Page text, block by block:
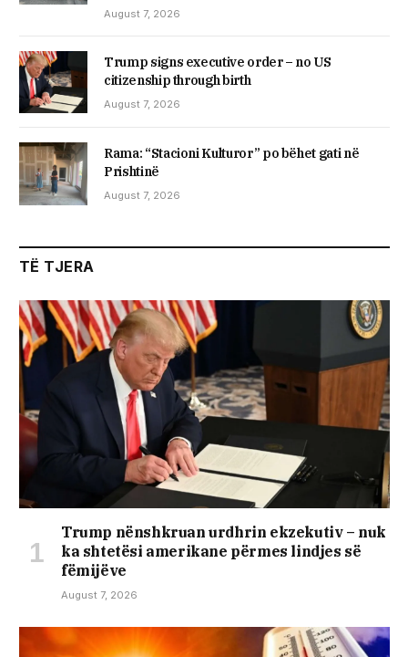
August 7, 2026
Trump signs executive order – no US
citizenship through birth
August 7, 2026
Rama: “Stacioni Kulturor” po bëhet gati në
Prishtinë
August 7, 2026
TË TJERA
Trump nënshkruan urdhrin ekzekutiv – nuk
ka shtetësi amerikane përmes lindjes së
fëmijëve
August 7, 2026